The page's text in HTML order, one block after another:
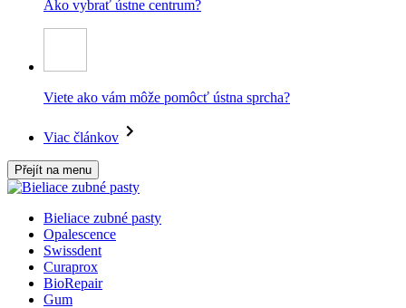
Ako vybrať ústne centrum?
Viete ako vám môže pomôcť ústna sprcha?
Viac článkov
Přejít na menu
Bieliace zubné pasty
Opalescence
Swissdent
Curaprox
BioRepair
Gum